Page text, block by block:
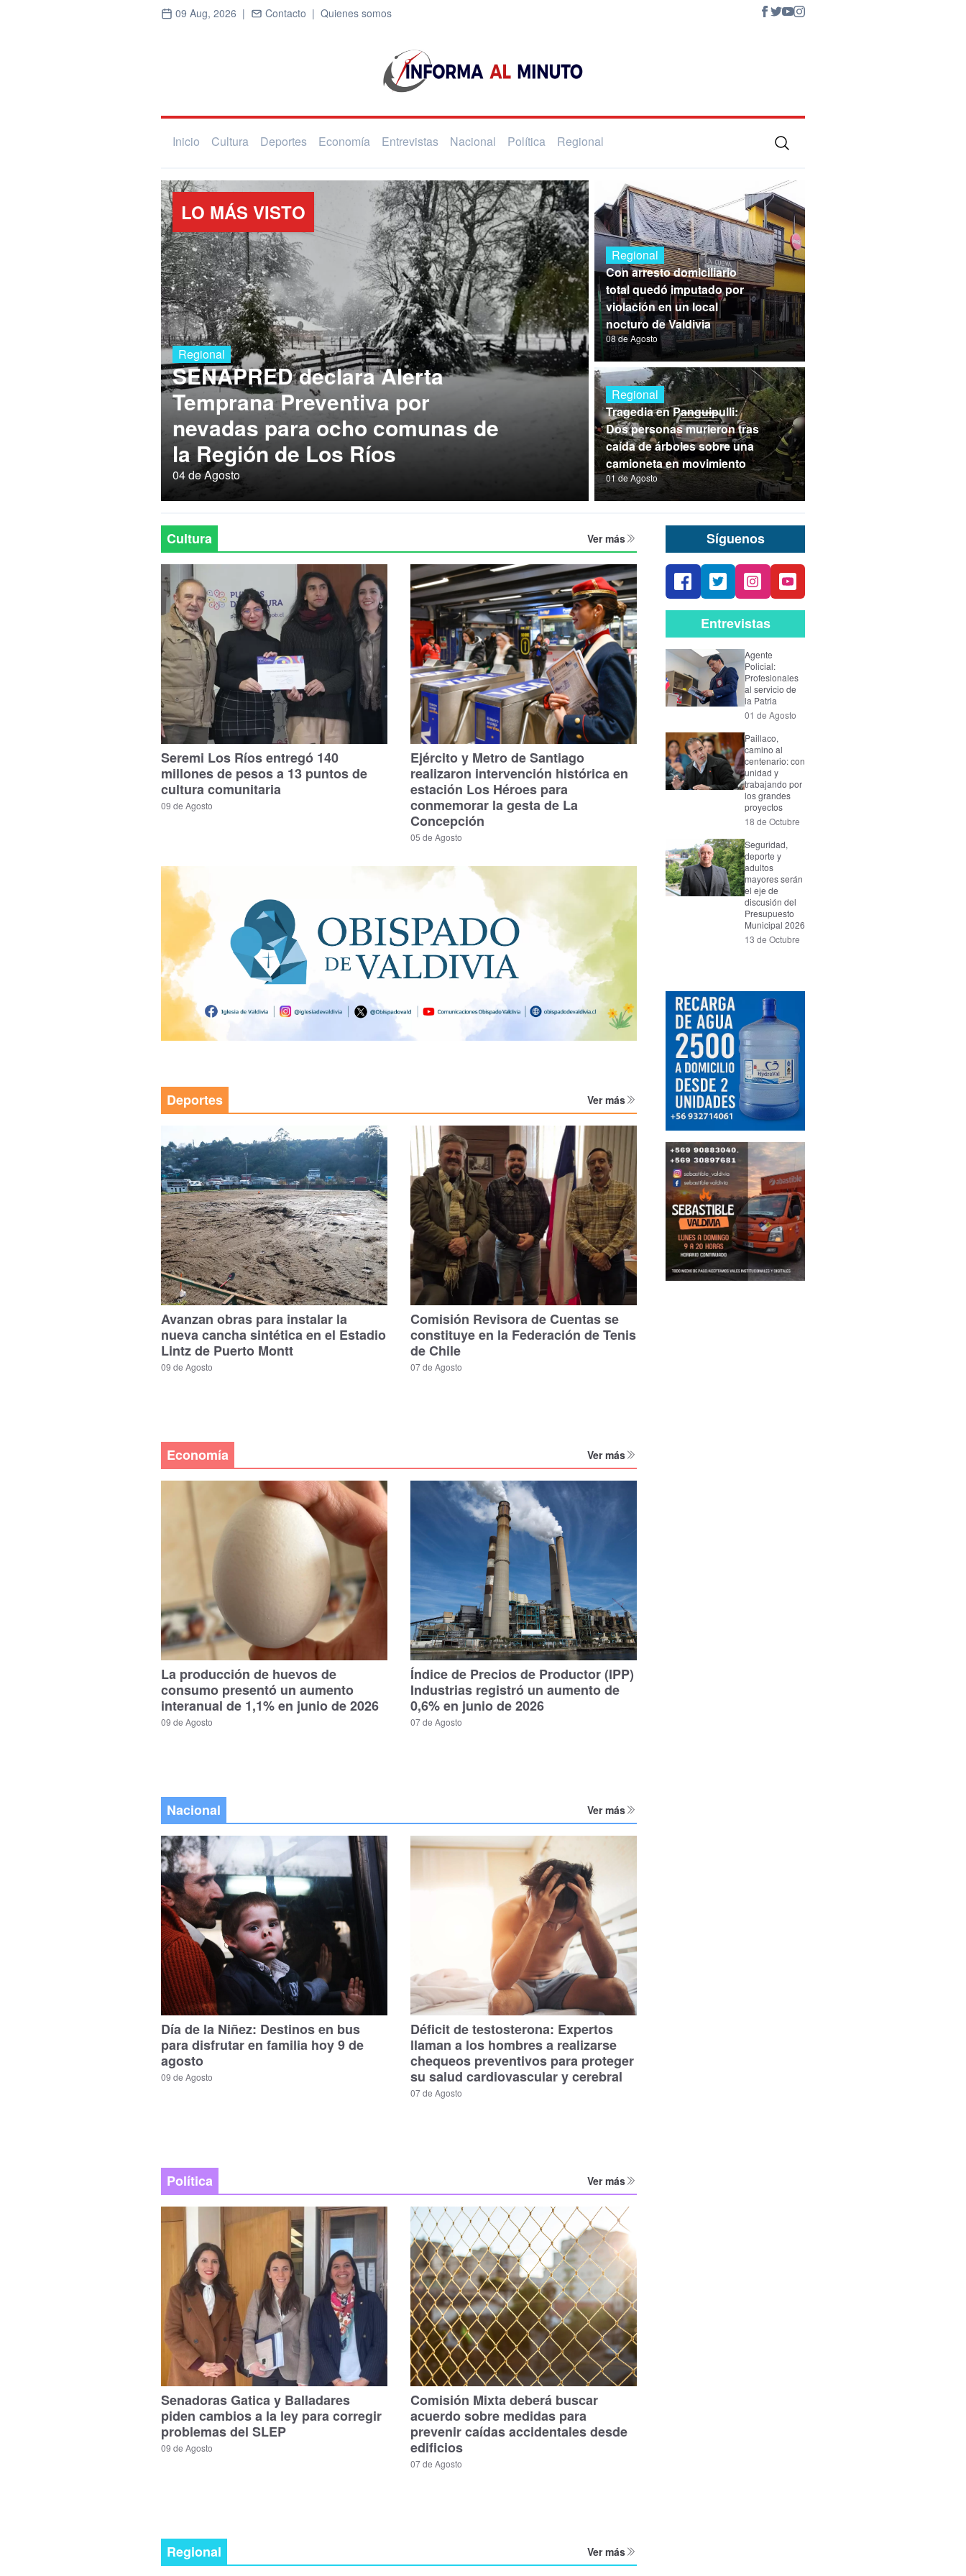
09 Aug, 2026 | Contacto | Quienes somos
Inicio Cultura Deportes Economía Entrevistas Nacional Política Regional
LO MÁS VISTO
Regional
SENAPRED declara Alerta
Temprana Preventiva por
nevadas para ocho comunas de
la Región de Los Ríos
04 de Agosto
Regional
Con arresto domiciliario
total quedó imputado por
violación en un local
nocturo de Valdivia
08 de Agosto
Regional
Tragedia en Panguipulli:
Dos personas murieron tras
caída de árboles sobre una
camioneta en movimiento
01 de Agosto
Cultura Ver más
Seremi Los Ríos entregó 140
millones de pesos a 13 puntos de
cultura comunitaria
09 de Agosto
Ejército y Metro de Santiago
realizaron intervención histórica en
estación Los Héroes para
conmemorar la gesta de La
Concepción
05 de Agosto
Deportes Ver más
Avanzan obras para instalar la
nueva cancha sintética en el Estadio
Lintz de Puerto Montt
09 de Agosto
Comisión Revisora de Cuentas se
constituye en la Federación de Tenis
de Chile
07 de Agosto
Economía Ver más
La producción de huevos de
consumo presentó un aumento
interanual de 1,1% en junio de 2026
09 de Agosto
Índice de Precios de Productor (IPP)
Industrias registró un aumento de
0,6% en junio de 2026
07 de Agosto
Nacional Ver más
Día de la Niñez: Destinos en bus
para disfrutar en familia hoy 9 de
agosto
09 de Agosto
Déficit de testosterona: Expertos
llaman a los hombres a realizarse
chequeos preventivos para proteger
su salud cardiovascular y cerebral
07 de Agosto
Política Ver más
Senadoras Gatica y Balladares
piden cambios a la ley para corregir
problemas del SLEP
09 de Agosto
Comisión Mixta deberá buscar
acuerdo sobre medidas para
prevenir caídas accidentales desde
edificios
07 de Agosto
Regional Ver más
Síguenos
Entrevistas
Agente
Policial:
Profesionales
al servicio de
la Patria
01 de Agosto
Paillaco,
camino al
centenario: con
unidad y
trabajando por
los grandes
proyectos
18 de Octubre
Seguridad,
deporte y
adultos
mayores serán
el eje de
discusión del
Presupuesto
Municipal 2026
13 de Octubre